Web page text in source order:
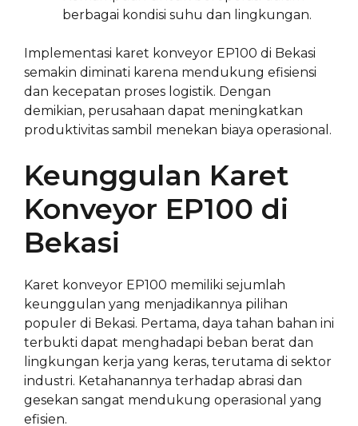
berbagai kondisi suhu dan lingkungan.
Implementasi karet konveyor EP100 di Bekasi
semakin diminati karena mendukung efisiensi
dan kecepatan proses logistik. Dengan
demikian, perusahaan dapat meningkatkan
produktivitas sambil menekan biaya operasional.
Keunggulan Karet
Konveyor EP100 di
Bekasi
Karet konveyor EP100 memiliki sejumlah
keunggulan yang menjadikannya pilihan
populer di Bekasi. Pertama, daya tahan bahan ini
terbukti dapat menghadapi beban berat dan
lingkungan kerja yang keras, terutama di sektor
industri. Ketahanannya terhadap abrasi dan
gesekan sangat mendukung operasional yang
efisien.